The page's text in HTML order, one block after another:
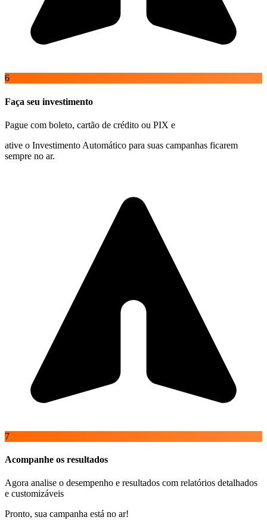
6
Faça seu investimento
Pague com boleto, cartão de crédito ou PIX e
ative o Investimento Automático para suas campanhas ficarem
sempre no ar.
7
Acompanhe os resultados
Agora analise o desempenho e resultados com relatórios detalhados
e customizáveis
Pronto, sua campanha está no ar!